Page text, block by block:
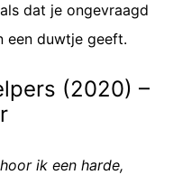
dat je ongevraagd
een duwtje geeft.
(2020) –
ik een harde,